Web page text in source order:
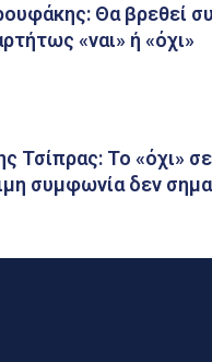
Θα βρεθεί
«ναι» ή «όχι»
Τσίπρας: Το «όχι»
συμφωνία δεν